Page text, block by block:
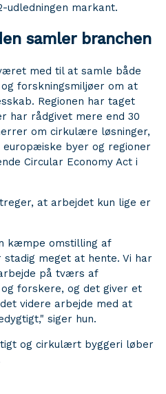
udledningen markant.
samler branchen
med til at samle både
forskningsmiljøer om at
Regionen har taget
har rådgivet mere end 30
om cirkulære løsninger,
byer og regioner
Circular Economy Act i
at arbejdet kun lige er
kæmpe omstilling af
meget at hente. Vi har
på tværs af
forskere, og det giver et
videre arbejde med at
siger hun.
og cirkulært byggeri løber